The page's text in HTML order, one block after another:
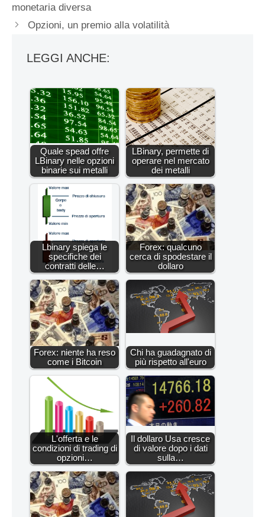
monetaria diversa
Opzioni, un premio alla volatilità
LEGGI ANCHE:
Quale spead offre
LBinary nelle opzioni
binarie sui metalli
LBinary, permette di
operare nel mercato
dei metalli
Lbinary spiega le
specifiche dei
contratti delle…
Forex: qualcuno
cerca di spodestare il
dollaro
Forex: niente ha reso
come i Bitcoin
Chi ha guadagnato di
più rispetto all'euro
L'offerta e le
condizioni di trading di
opzioni…
Il dollaro Usa cresce
di valore dopo i dati
sulla…